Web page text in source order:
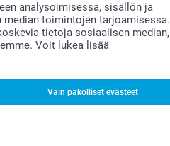
analysoimisessa, sisällön ja
toimintojen tarjoamisessa.
tietoja sosiaalisen median,
Voit lukea lisää
Vain pakolliset evästeet